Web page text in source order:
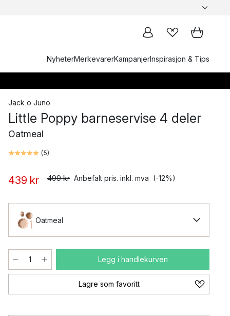
NyheterMerkevarerKampanjerInspirasjon & Tips
Jack o Juno
Little Poppy barneservise 4 deler
Oatmeal
(5)
439 kr 499 kr Anbefalt pris. inkl. mva (-12%)
Oatmeal
Legg i handlekurven
Lagre som favoritt